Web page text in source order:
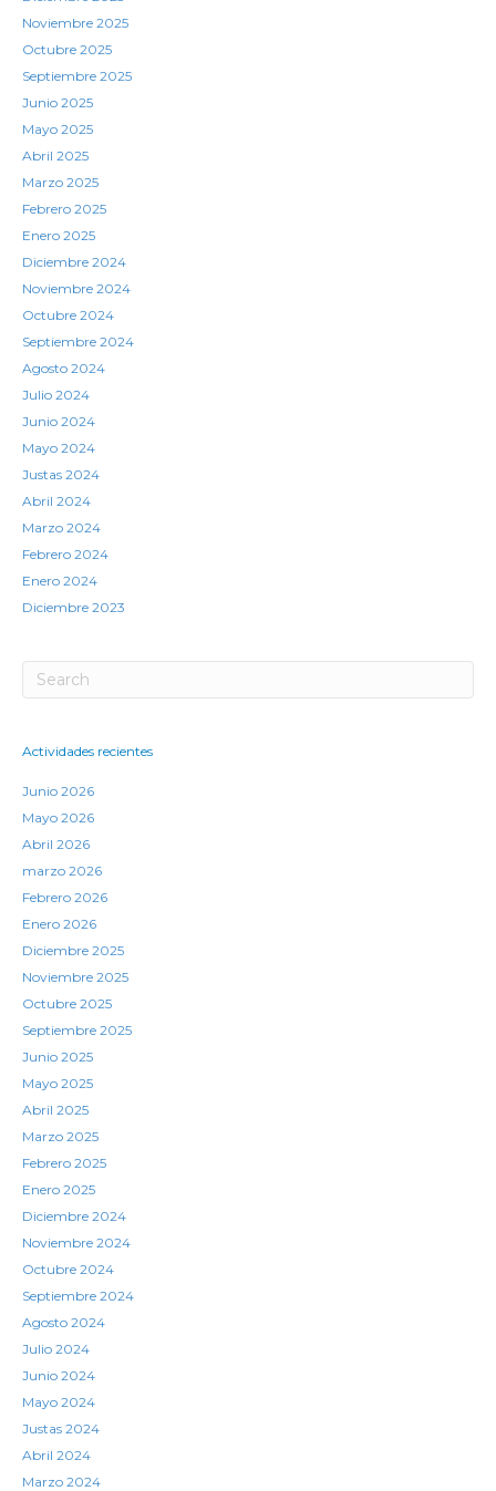
Noviembre 2025
Octubre 2025
Septiembre 2025
Junio 2025
Mayo 2025
Abril 2025
Marzo 2025
Febrero 2025
Enero 2025
Diciembre 2024
Noviembre 2024
Octubre 2024
Septiembre 2024
Agosto 2024
Julio 2024
Junio 2024
Mayo 2024
Justas 2024
Abril 2024
Marzo 2024
Febrero 2024
Enero 2024
Diciembre 2023
Actividades recientes
Junio 2026
Mayo 2026
Abril 2026
marzo 2026
Febrero 2026
Enero 2026
Diciembre 2025
Noviembre 2025
Octubre 2025
Septiembre 2025
Junio 2025
Mayo 2025
Abril 2025
Marzo 2025
Febrero 2025
Enero 2025
Diciembre 2024
Noviembre 2024
Octubre 2024
Septiembre 2024
Agosto 2024
Julio 2024
Junio 2024
Mayo 2024
Justas 2024
Abril 2024
Marzo 2024